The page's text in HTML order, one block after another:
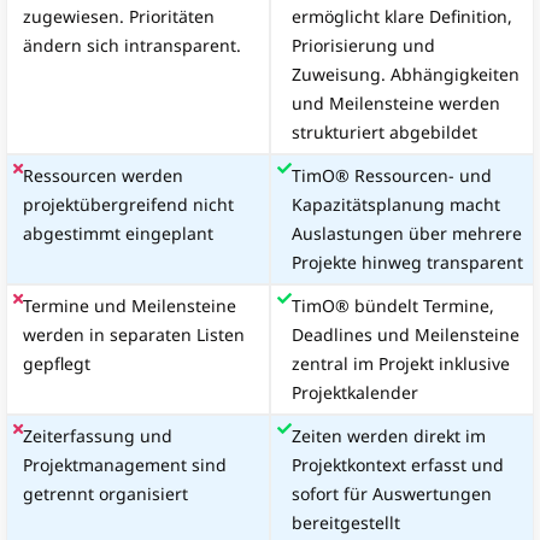
zugewiesen. Prioritäten
ändern sich intransparent.
ermöglicht klare Definition,
Priorisierung und
Zuweisung. Abhängigkeiten
und Meilensteine werden
strukturiert abgebildet
Ressourcen werden
projektübergreifend nicht
abgestimmt eingeplant
TimO® Ressourcen- und
Kapazitätsplanung macht
Auslastungen über mehrere
Projekte hinweg transparent
Termine und Meilensteine
werden in separaten Listen
gepflegt
TimO® bündelt Termine,
Deadlines und Meilensteine
zentral im Projekt inklusive
Projektkalender
Zeiterfassung und
Projektmanagement sind
getrennt organisiert
Zeiten werden direkt im
Projektkontext erfasst und
sofort für Auswertungen
bereitgestellt